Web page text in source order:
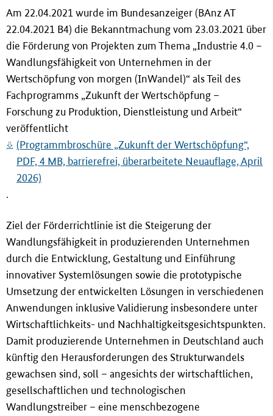
Am 22.04.2021 wurde im Bundesanzeiger (BAnz AT
22.04.2021 B4) die Bekanntmachung vom 23.03.2021 über
die Förderung von Projekten zum Thema „Industrie 4.0 –
Wandlungsfähigkeit von Unternehmen in der
Wertschöpfung von morgen (InWandel)“ als Teil des
Fachprogramms „Zukunft der Wertschöpfung –
Forschung zu Produktion, Dienstleistung und Arbeit“
veröffentlicht
(Programmbroschüre „Zukunft der Wertschöpfung“,
PDF, 4 MB, barrierefrei, überarbeitete Neuauflage, April
2026)
.
Ziel der Förderrichtlinie ist die Steigerung der
Wandlungsfähigkeit in produzierenden Unternehmen
durch die Entwicklung, Gestaltung und Einführung
innovativer Systemlösungen sowie die prototypische
Umsetzung der entwickelten Lösungen in verschiedenen
Anwendungen inklusive Validierung insbesondere unter
Wirtschaftlichkeits- und Nachhaltigkeitsgesichtspunkten.
Damit produzierende Unternehmen in Deutschland auch
künftig den Herausforderungen des Strukturwandels
gewachsen sind, soll – angesichts der wirtschaftlichen,
gesellschaftlichen und technologischen
Wandlungstreiber – eine menschbezogene